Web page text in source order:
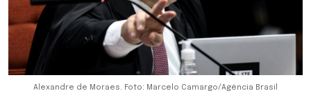
Alexandre de Moraes. Foto: Marcelo Camargo/Agência Brasil